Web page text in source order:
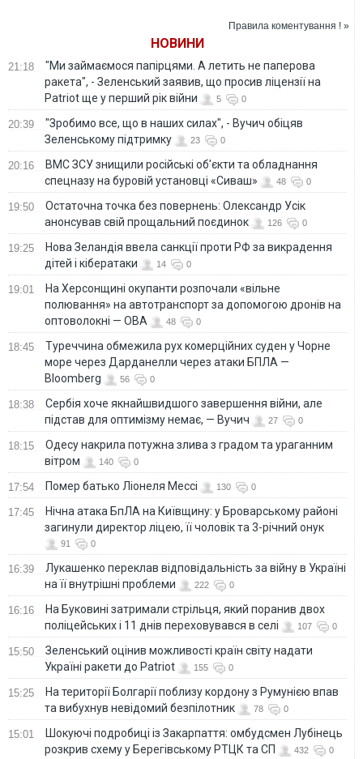
Правила коментування ! »
НОВИНИ
21:18
"Ми займаємося папірцями. А летить не паперова
ракета", - Зеленський заявив, що просив ліцензії на
Patriot ще у перший рік війни
5 0
20:39
"Зробимо все, що в наших силах", - Вучич обіцяв
Зеленському підтримку
23 0
20:16
ВМС ЗСУ знищили російські об'єкти та обладнання
спецназу на буровій установці «Сиваш»
48 0
19:50
Остаточна точка без повернень: Олександр Усік
анонсував свій прощальний поєдинок
126 0
19:25
Нова Зеландія ввела санкції проти РФ за викрадення
дітей і кібератаки
14 0
19:01
На Херсонщині окупанти розпочали «вільне
полювання» на автотранспорт за допомогою дронів на
оптоволокні — ОВА
48 0
18:45
Туреччина обмежила рух комерційних суден у Чорне
море через Дарданелли через атаки БПЛА —
Bloomberg
56 0
18:38
Сербія хоче якнайшвидшого завершення війни, але
підстав для оптимізму немає, — Вучич
27 0
18:15
Одесу накрила потужна злива з градом та ураганним
вітром
140 0
17:54 Помер батько Ліонеля Мессі 130 0
17:45
Нічна атака БпЛА на Київщину: у Броварському районі
загинули директор ліцею, її чоловік та 3-річний онук
91 0
16:39
Лукашенко переклав відповідальність за війну в Україні
на її внутрішні проблеми
222 0
16:16
На Буковині затримали стрільця, який поранив двох
поліцейських і 11 днів переховувався в селі
107 0
15:50
Зеленський оцінив можливості країн світу надати
Україні ракети до Patriot
155 0
15:25
На території Болгарії поблизу кордону з Румунією впав
та вибухнув невідомий безпілотник
78 0
15:01
Шокуючі подробиці із Закарпаття: омбудсмен Лубінець
розкрив схему у Берегівському РТЦК та СП
432 0